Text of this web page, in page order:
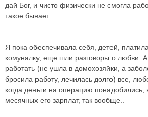
дай Бог, и чисто физически не смогла
такое бывает..
Я пока обеспечивала себя, детей, платила
комуналку, еще шли разговоры о любви. А
работать (не ушла в домохозяйки, а
бросила работу, лечилась долго) все,
когда деньги на операцию понадобились,
месячных его зарплат, так вообще..